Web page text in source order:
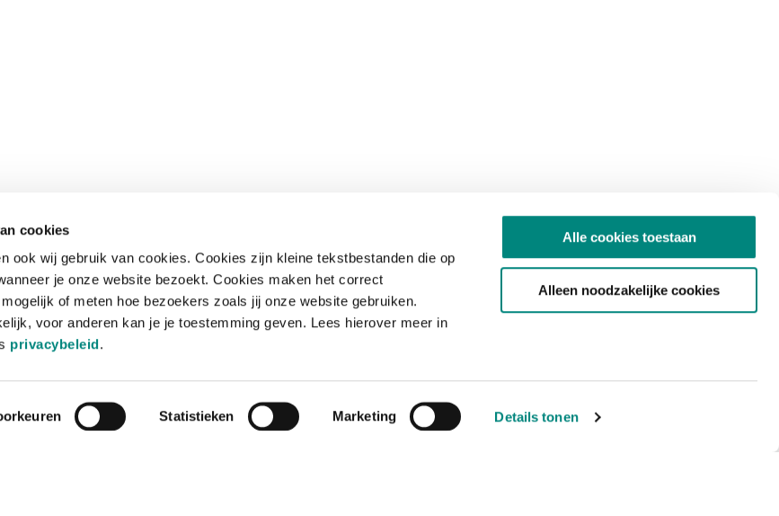
cookies
ook wij gebruik van cookies. Cookies zijn kleine tekstbestanden die op
je onze website bezoekt. Cookies maken het correct
of meten hoe bezoekers zoals jij onze website gebruiken.
voor anderen kan je je toestemming geven. Lees hierover meer in
privacybeleid.
Statistieken Marketing Details tonen
Alle cookies toestaan
Alleen noodzakelijke cookies